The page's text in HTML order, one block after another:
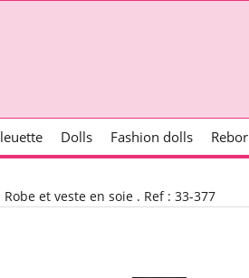
Dolls Fashion dolls
Robe et veste en soie . Ref : 33-377